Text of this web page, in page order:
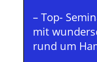
– Top-
mit
rund um